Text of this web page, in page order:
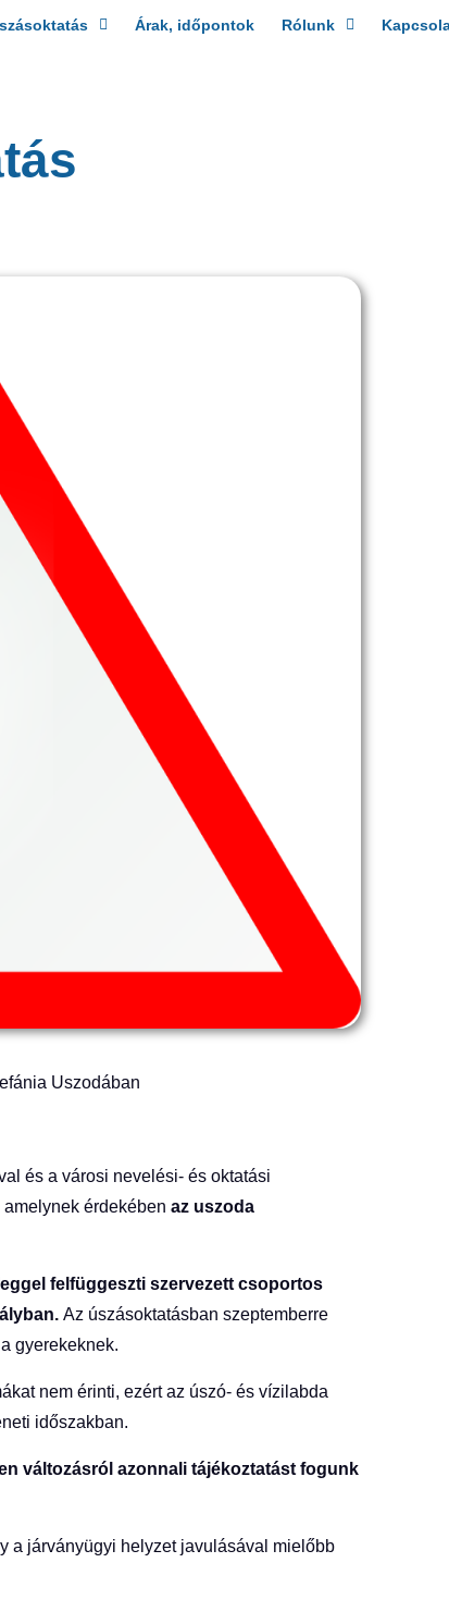
Árak, időpontok Rólunk
Uszodában
és a városi nevelési- és oktatási
érdekében az uszoda
felfüggeszti szervezett csoportos
Az úszásoktatásban szeptemberre
gyerekeknek.
nem érinti, ezért az úszó- és vízilabda
időszakban.
változásról azonnali tájékoztatást fogunk
a járványügyi helyzet javulásával mielőbb